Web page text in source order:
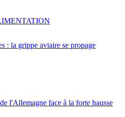
: la grippe aviaire se propage
l'Allemagne face à la forte hausse